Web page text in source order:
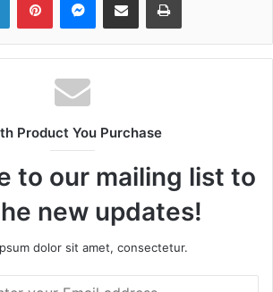
Product You Purchase
to our mailing list to
new updates!
dolor sit amet, consectetur.